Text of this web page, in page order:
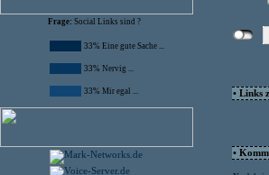
Frage: Social Links sind ?
33% Eine gute Sache ...
33% Nervig ...
33% Mir egal ... • Links
•